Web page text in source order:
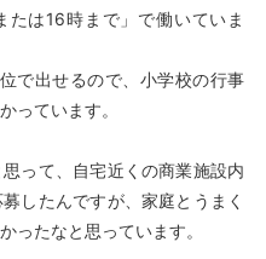
は16時まで」で働いていま
で出せるので、小学校の行事
っています。
って、自宅近くの商業施設内
したんですが、家庭とうまく
ったなと思っています。